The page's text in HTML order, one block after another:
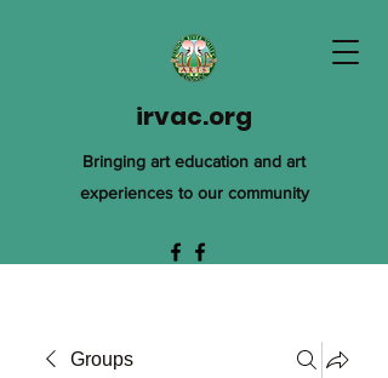
irvac.org
Bringing art education and art
experiences to our community
Groups